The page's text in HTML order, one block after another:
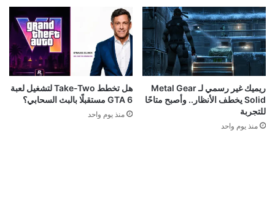
ريميك غير رسمي لـ Metal Gear
Solid يخطف الأنظار.. وأصبح متاحًا
للتجربة
منذ يوم واحد
هل تخطط Take-Two لتشغيل لعبة
GTA 6 مستقبلًا بالبث السحابي؟
منذ يوم واحد